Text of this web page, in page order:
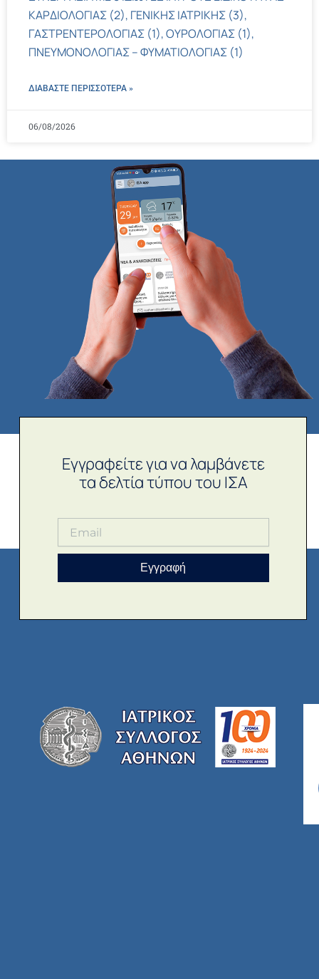
ΚΑΡΔΙΟΛΟΓΙΑΣ (2), ΓΕΝΙΚΗΣ ΙΑΤΡΙΚΗΣ (3),
ΓΑΣΤΡΕΝΤΕΡΟΛΟΓΙΑΣ (1), ΟΥΡΟΛΟΓΙΑΣ (1),
ΠΝΕΥΜΟΝΟΛΟΓΙΑΣ – ΦΥΜΑΤΙΟΛΟΓΙΑΣ (1)
ΔΙΑΒΑΣΤΕ ΠΕΡΙΣΣΌΤΕΡΑ »
06/08/2026
Εγγραφείτε για να λαμβάνετε
τα δελτία τύπου του ΙΣΑ
Εγγραφή